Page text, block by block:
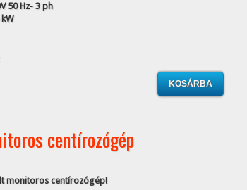
50 Hz- 3 ph
centírozógép
monitoros centírozógép!